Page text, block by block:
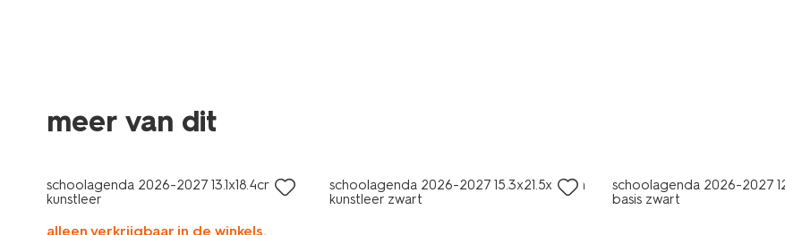
meer van dit
schoolagenda 2026-2027 13.1x18.4cm
kunstleer
alleen verkrijgbaar in de winkels,
schoolagenda 2026-2027 15.3x21.5x1.3cm
kunstleer zwart
schoolagenda 2026-2027
basis zwart